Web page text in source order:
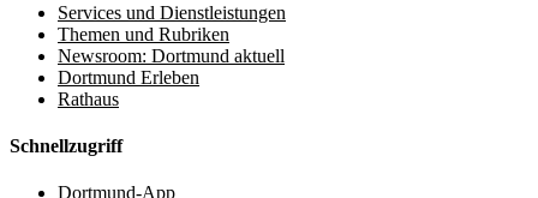
Services und Dienstleistungen
Themen und Rubriken
Newsroom: Dortmund aktuell
Dortmund Erleben
Rathaus
Schnellzugriff
Dortmund-App